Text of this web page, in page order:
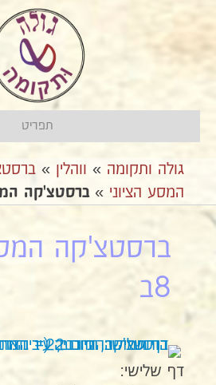
תפריט
גולה ותקומה » ווהלין »
המסע הציוני »ברסטצ'קה
ברסטצ'קה
8ב
דף שלישי: